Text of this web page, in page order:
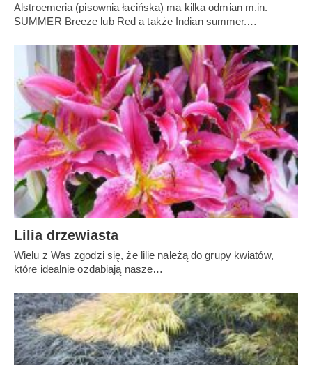
Alstroemeria (pisownia łacińska) ma kilka odmian m.in.
SUMMER Breeze lub Red a także Indian summer.…
Lilia drzewiasta
Wielu z Was zgodzi się, że lilie należą do grupy kwiatów,
które idealnie ozdabiają nasze…